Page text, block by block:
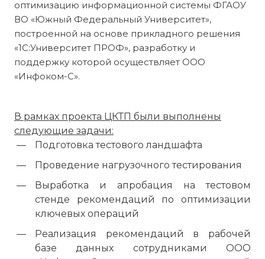
оптимизацию информационной системы ФГАОУ
ВО «Южный Федеральный Университет»,
построенной на основе прикладного решения
«1С:Университет ПРОФ», разработку и
поддержку которой осуществляет ООО
«Инфоком-С».
В рамках проекта ЦКТП были выполнены
следующие задачи:
Подготовка тестового ландшафта
Проведение нагрузочного тестирования
Выработка и апробация на тестовом
стенде рекомендаций по оптимизации
ключевых операций
Реализация рекомендаций в рабочей
базе данных сотрудниками ООО